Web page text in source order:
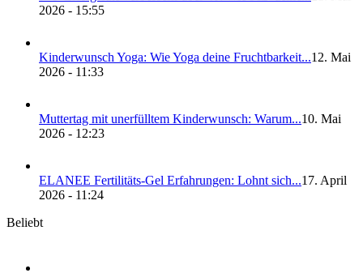
2026 - 15:55
Kin­der­wunsch Yoga: Wie Yoga dei­ne Frucht­bar­keit...12. Mai
2026 - 11:33
Mut­ter­tag mit uner­füll­tem Kin­der­wunsch: War­um...10. Mai
2026 - 12:23
ELANEE Fer­ti­li­täts-Gel Erfah­run­gen: Lohnt sich...17. April
2026 - 11:24
Beliebt